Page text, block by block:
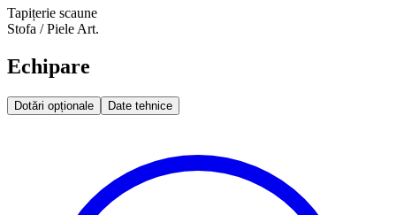
Tapițerie scaune
Stofa / Piele Art.
Echipare
Dotări opționale Date tehnice